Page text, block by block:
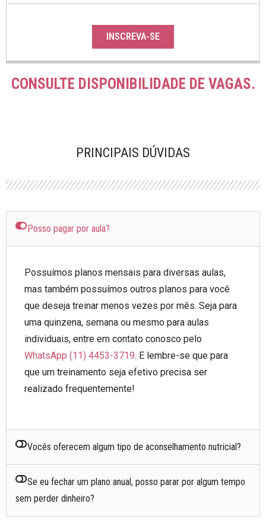
INSCREVA-SE
CONSULTE DISPONIBILIDADE DE VAGAS.
PRINCIPAIS DÚVIDAS
Posso pagar por aula?
Possuímos planos mensais para diversas aulas,
mas também possuímos outros planos para você
que deseja treinar menos vezes por mês. Seja para
uma quinzena, semana ou mesmo para aulas
individuais, entre em contato conosco pelo
WhatsApp (11) 4453-3719. E lembre-se que para
que um treinamento seja efetivo precisa ser
realizado frequentemente!
Vocês oferecem algum tipo de aconselhamento nutricial?
Se eu fechar um plano anual, posso parar por algum tempo
sem perder dinheiro?